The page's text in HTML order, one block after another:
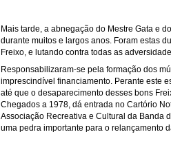
Mais tarde, a abnegação do Mestre Gata e
durante muitos e largos anos. Foram estas
Freixo, e lutando contra todas as
Responsabilizaram-se pela formação dos
imprescindível financiamento. Perante este
até que o desaparecimento desses bons
Chegados a 1978, dá entrada no Cartório
Associação Recreativa e Cultural da Banda
uma pedra importante para o relançamento